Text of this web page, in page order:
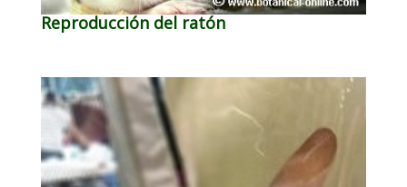
Reproducción del ratón